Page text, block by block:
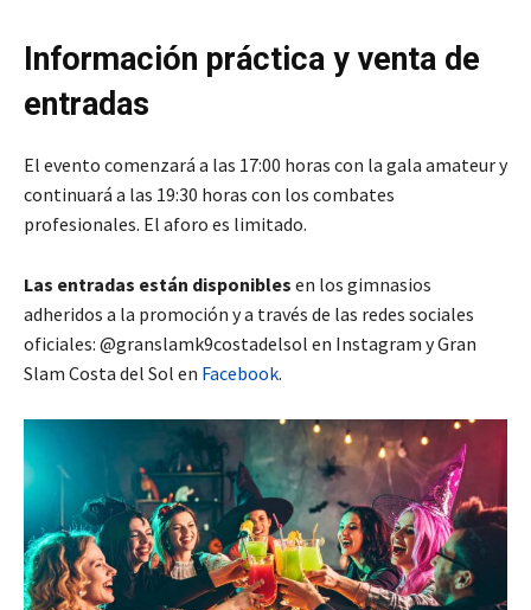
Información práctica y venta de
entradas
El evento comenzará a las 17:00 horas con la gala amateur y
continuará a las 19:30 horas con los combates
profesionales. El aforo es limitado.
Las entradas están disponibles en los gimnasios
adheridos a la promoción y a través de las redes sociales
oficiales: @granslamk9costadelsol en Instagram y Gran
Slam Costa del Sol en Facebook.